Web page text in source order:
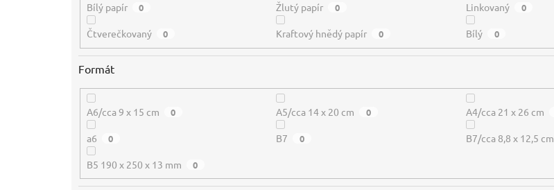
Bílý papír 0 Žlutý papír 0 Linkovaný 0
Čtverečkovaný 0 Kraftový hnědý papír 0 Bílý 0
Formát
A6/cca 9 x 15 cm 0 A5/cca 14 x 20 cm 0 A4/cca 21 x 26 cm
a6 0 B7 0 B7/cca 8,8 x 12,5 cm
B5 190 x 250 x 13 mm 0